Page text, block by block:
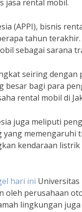
jasa rental mobil.
(APPI), bisnis
tahun
sebagai sarana
seiring
besar bagi para
rental mobil di
juga meliputi
memengaruhi
kendaraan
hari ini Universitas
oleh perusahaan
lingkungan